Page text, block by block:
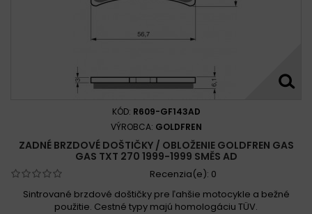
KÓD: R609-GF143AD
VÝROBCA: GOLDFREN
ZADNÉ BRZDOVÉ DOŠTIČKY / OBLOŽENIE GOLDFREN GAS
GAS TXT 270 1999-1999 SMĚS AD
Recenzia(e): 0
Sintrované brzdové doštičky pre ľahšie motocykle a bežné
použitie. Cestné typy majú homologáciu TÜV.